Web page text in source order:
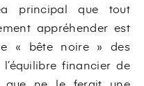
principal que tout
appréhender est
« bête noire » des
financier de